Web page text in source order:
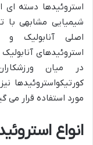
استروئیدها دسته
شیمیایی مشابهی با
اصلی آنابولیک و
استروئیدهای
در میان
کورتیکواستروئیدها
مورد استفاده قرار می
انواع